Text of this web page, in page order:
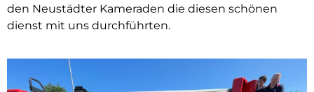
den Neustädter Kameraden die diesen schönen
dienst mit uns durchführten.